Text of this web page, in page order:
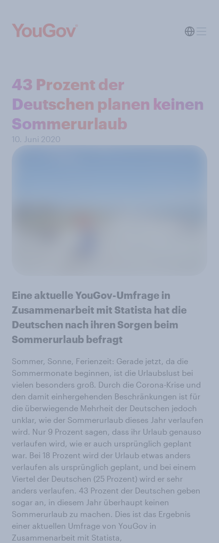
43 Prozent der
Deutschen planen keinen
Sommerurlaub
10. Juni 2020
Eine aktuelle YouGov-Umfrage in
Zusammenarbeit mit Statista hat die
Deutschen nach ihren Sorgen beim
Sommerurlaub befragt
Sommer, Sonne, Ferienzeit: Gerade jetzt, da die
Sommermonate beginnen, ist die Urlaubslust bei
vielen besonders groß. Durch die Corona-Krise und
den damit einhergehenden Beschränkungen ist für
die überwiegende Mehrheit der Deutschen jedoch
unklar, wie der Sommerurlaub dieses Jahr verlaufen
wird. Nur 9 Prozent sagen, dass ihr Urlaub genauso
verlaufen wird, wie er auch ursprünglich geplant
war. Bei 18 Prozent wird der Urlaub etwas anders
verlaufen als ursprünglich geplant, und bei einem
Viertel der Deutschen (25 Prozent) wird er sehr
anders verlaufen. 43 Prozent der Deutschen geben
sogar an, in diesem Jahr überhaupt keinen
Sommerurlaub zu machen. Dies ist das Ergebnis
einer aktuellen Umfrage von YouGov in
Zusammenarbeit mit Statista,